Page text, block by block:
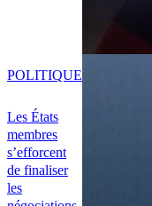
Les États
membres
s’efforcent
de finaliser
les
POLITIQUE